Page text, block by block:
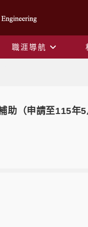
職涯導航
助（申請至115年5